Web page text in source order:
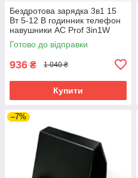
Бездротова зарядка 3в1 15
Вт 5-12 В годинник телефон
навушники AC Prof 3in1W
Готово до відправки
936 ₴ 1 040 ₴
Купити
–7%